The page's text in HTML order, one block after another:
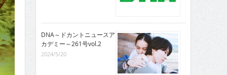
DNA～ドカントニュースア
カデミー～261号vol.2
2024/5/20